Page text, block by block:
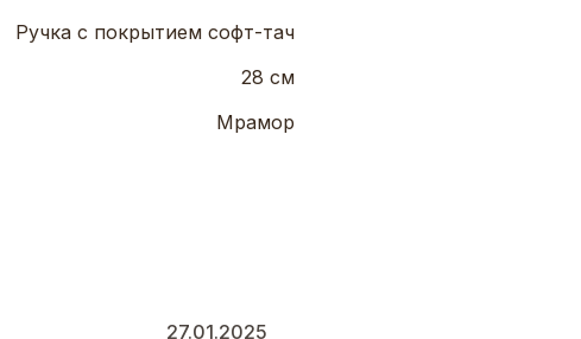
Ручка с покрытием софт-тач
28 см
Мрамор
27.01.2025